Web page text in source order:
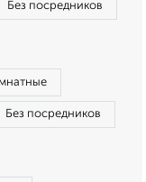
Без посредников
Без посредников